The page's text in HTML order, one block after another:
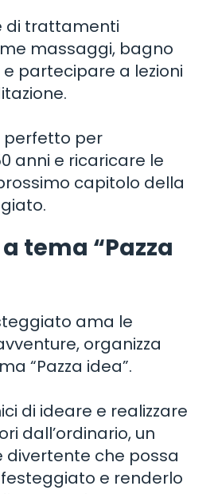
di trattamenti
massaggi, bagno
partecipare a lezioni
perfetto per
anni e ricaricare le
capitolo della
tema “Pazza
ama le
organizza
“Pazza idea”.
di ideare e realizzare
dall’ordinario, un
divertente che possa
e renderlo